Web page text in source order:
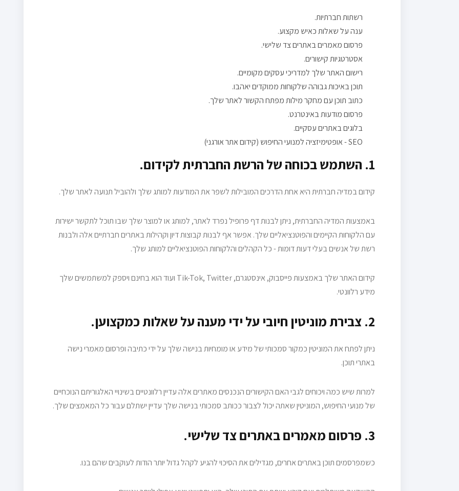
רשתות חברתיות.
ענה על שאלות כאיש מקצוע.
פרסום מאמרים באתרים צד שלישי.
אסטרטגיות קישורים.
רישום האתר שלך למדריכי עסקים מקומיים.
תוכן באיכות גבוהה שלקוחות ממוקדים יאהבו.
כתוב תוכן עם מחקר מילות מפתח הקשור לאתר שלך.
פרסום מודעות באינטרנט.
בלוגים באתרים עסקיים.
SEO - אופטימיזציה למנועי החיפוש (קידום אתר אורגני)
1. השתמש בכוחה של הרשת החברתית לקידום.
קידום במדיה חברתית היא אחת הדרכים המובילות לשפר את המודעות למותג שלך ולהוביל תנועה לאתר שלך.
באמצעות המדיה החברתית, ניתן לבנות דף פרופיל נפרד לאתר, למותג או למוצר שלך שבו תוכל לתקשר ישירות
עם הלקוחות הקיימים והפוטנציאליים שלך. אפשר אף לבנות קבוצות דיון וקהילות באתרים חברתיים אלה ולבנות
רשת של אנשים בעלי דעות דומות - כל הקהלים והלקוחות הפוטנציאליים למותג שלך.
קידום האתר שלך באמצעות פייסבוק, אינסטגרם, Tik-Tok, Twitter ועוד הוא בחינם ויספק למשתמשים שלך
מידע רלוונטי.
2. צבירת מוניטין חיובי על ידי מענה על שאלות כמקצוען.
ניתן לפתח את המוניטין כמקור סמכותי של מידע או מומחיות בנישה שלך על ידי כתיבה ופרסום מאמרי נישה
באתרי תוכן.
למרות שיש כמה ויכוחים לגבי האם הקישורים הנכנסים מאתרים אלה עדיין רלוונטיים בשינויי האלגוריתם הנוכחיים
של מנועי החיפוש, המוניטין שאתה יכול לצבור ככותב סמכותי בנישה שלך עדיין ישתלם עבור כל המאמצים שלך.
3. פרסום מאמרים באתרים צד שלישי.
כשמפרסמים תוכן באתרים אחרים, מגדילים את הסיכוי להגיע לקהל גדול יותר הודות לעוקבים שהם בנו.